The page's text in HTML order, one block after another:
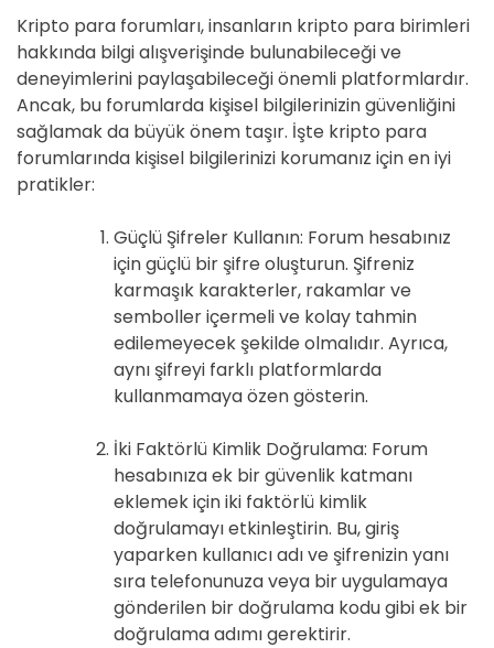
Kripto para forumları, insanların kripto para birimleri
hakkında bilgi alışverişinde bulunabileceği ve
deneyimlerini paylaşabileceği önemli platformlardır.
Ancak, bu forumlarda kişisel bilgilerinizin güvenliğini
sağlamak da büyük önem taşır. İşte kripto para
forumlarında kişisel bilgilerinizi korumanız için en iyi
pratikler:
Güçlü Şifreler Kullanın: Forum hesabınız
için güçlü bir şifre oluşturun. Şifreniz
karmaşık karakterler, rakamlar ve
semboller içermeli ve kolay tahmin
edilemeyecek şekilde olmalıdır. Ayrıca,
aynı şifreyi farklı platformlarda
kullanmamaya özen gösterin.
İki Faktörlü Kimlik Doğrulama: Forum
hesabınıza ek bir güvenlik katmanı
eklemek için iki faktörlü kimlik
doğrulamayı etkinleştirin. Bu, giriş
yaparken kullanıcı adı ve şifrenizin yanı
sıra telefonunuza veya bir uygulamaya
gönderilen bir doğrulama kodu gibi ek bir
doğrulama adımı gerektirir.